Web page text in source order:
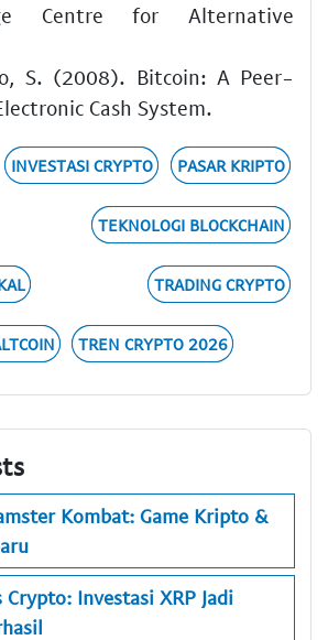
Centre for Alternative
S. (2008). Bitcoin: A Peer-
Cash System.
INVESTASI CRYPTO PASAR KRIPTO
TEKNOLOGI BLOCKCHAIN
TRADING CRYPTO
TREN CRYPTO 2026
Kombat: Game Kripto &
Crypto: Investasi XRP Jadi